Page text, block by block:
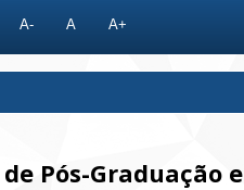
A- A A+
Pós-Graduação